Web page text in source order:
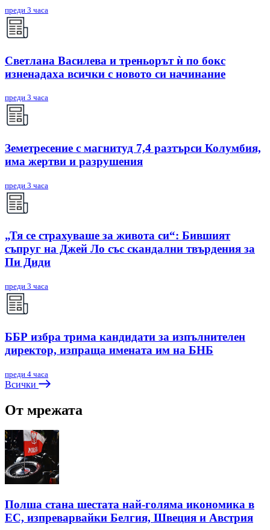
преди 3 часа
Светлана Василева и треньорът ѝ по бокс
изненадаха всички с новото си начинание
преди 3 часа
Земетресение с магнитуд 7,4 разтърси Колумбия,
има жертви и разрушения
преди 3 часа
„Тя се страхуваше за живота си“: Бившият
съпруг на Джей Ло със скандални твърдения за
Пи Диди
преди 3 часа
ББР избра трима кандидати за изпълнителен
директор, изпраща имената им на БНБ
преди 4 часа
Всички
От мрежата
Полша стана шестата най-голяма икономика в
ЕС, изпреварвайки Белгия, Швеция и Австрия